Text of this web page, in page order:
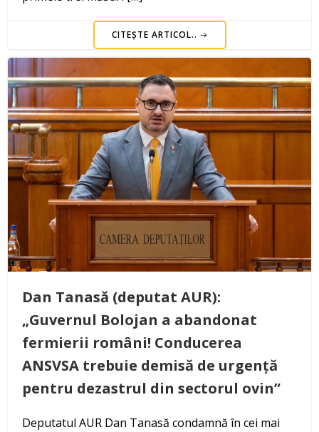
CITEȘTE ARTICOL..
Dan Tanasă (deputat AUR):
„Guvernul Bolojan a abandonat
fermierii români! Conducerea
ANSVSA trebuie demisă de urgență
pentru dezastrul din sectorul ovin”
Deputatul AUR Dan Tanasă condamnă în cei mai